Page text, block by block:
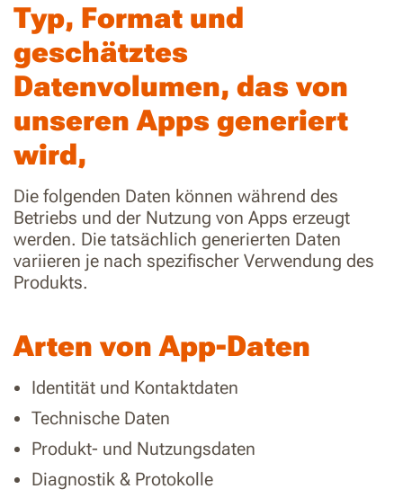
Typ, Format und
geschätztes
Datenvolumen, das von
unseren Apps generiert
wird,
Die folgenden Daten können während des
Betriebs und der Nutzung von Apps erzeugt
werden. Die tatsächlich generierten Daten
variieren je nach spezifischer Verwendung des
Produkts.
Arten von App-Daten
Identität und Kontaktdaten
Technische Daten
Produkt- und Nutzungsdaten
Diagnostik & Protokolle